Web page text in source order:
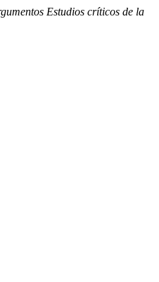
Estudios críticos de la